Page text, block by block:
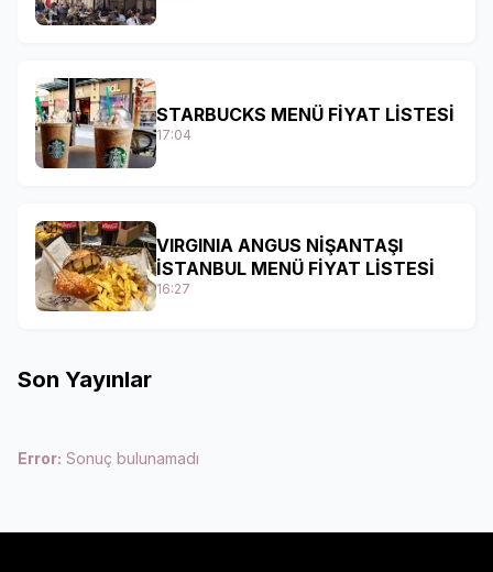
STARBUCKS MENÜ FİYAT LİSTESİ
17:04
VIRGINIA ANGUS NİŞANTAŞI
İSTANBUL MENÜ FİYAT LİSTESİ
16:27
Son Yayınlar
Error: Sonuç bulunamadı